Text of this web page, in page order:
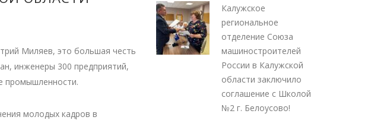
Миляев, это большая честь
инженеры 300 предприятий,
промышленности.
молодых кадров в
Калужское
региональное
отделение Союза
машиностроителей
России в Калужской
области заключило
соглашение с Школой
№2 г. Белоусово!